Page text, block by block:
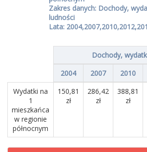
Zakres danych: Dochody,
ludności
Lata:
Dochody,
2004
2007 2010
Wydatki na
1
mieszkańca
w regionie
północnym
150,81
zł
286,42
zł
388,81
zł